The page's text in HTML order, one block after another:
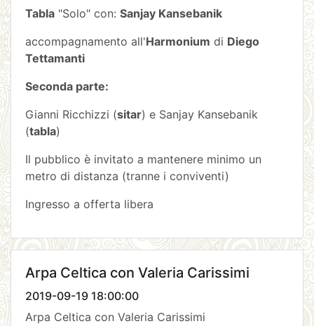
Tabla "Solo" con: Sanjay Kansebanik
accompagnamento all'Harmonium di Diego
Tettamanti
Seconda parte:
Gianni Ricchizzi (sitar) e Sanjay Kansebanik
(tabla)
Il pubblico è invitato a mantenere minimo un
metro di distanza (tranne i conviventi)
Ingresso a offerta libera
Arpa Celtica con Valeria Carissimi
2019-09-19 18:00:00
Arpa Celtica con Valeria Carissimi